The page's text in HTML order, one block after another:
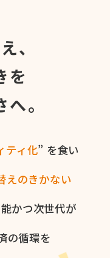
、
を
。
ティ化” を​食い​
えの​きかない​
かつ次世代が​
の​循環を​